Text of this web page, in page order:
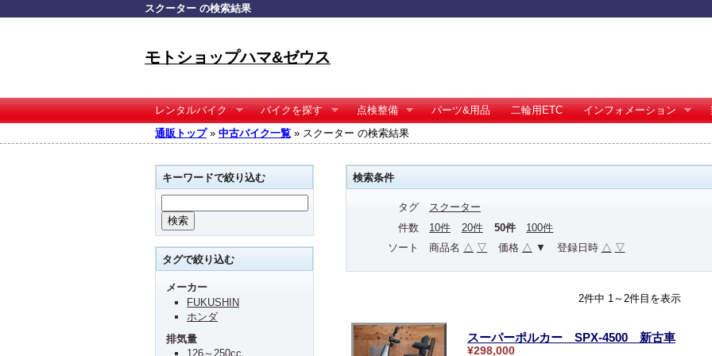
スクーター の検索結果
モトショップハマ&ゼウス
レンタルバイク バイクを探す 点検整備 パーツ&用品 二輪用ETC インフォメーション
通販トップ» 中古バイク一覧 » スクーター の検索結果
検索条件
タグ
スクーター
件数
10件 20件 50件
100件
ソート
商品名 △ ▽ 価格 △ ▼ 登録日時 △ ▽
2件中 1～2件目を表示
スーパーポルカー SPX-4500 新古車
¥298,000
キーワードで絞り込む
タグで絞り込む
メーカー
FUKUSHIN
ホンダ
排気量
126～250cc